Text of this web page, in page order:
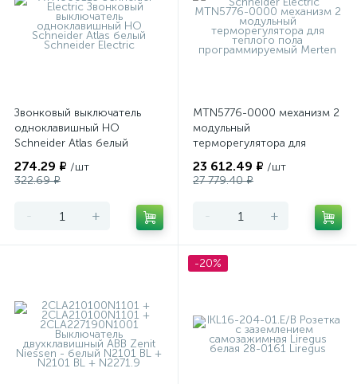
Звонковый выключатель
одноклавишный НО
Schneider Atlas белый
274.29 ₽ /шт
322.69 ₽
- +
MTN5776-0000 механизм 2
модульный
терморегулятора для
программируемый Merten
23 612.49 ₽ /шт
27 779.40 ₽
- +
-20%